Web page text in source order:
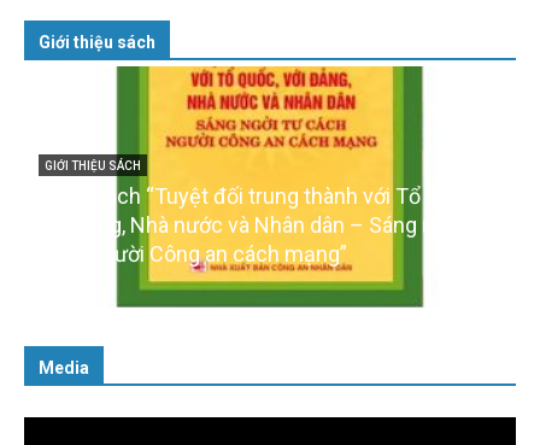
Giới thiệu sách
GIỚI THIỆU SÁCH
Cuốn sách “Tuyệt đối trung thành với Tổ quốc,
với Đảng, Nhà nước và Nhân dân – Sáng ngời tư
cách người Công an cách mạng”
Media